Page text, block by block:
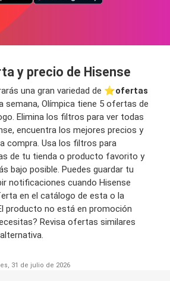
y precio de Hisense
una gran variedad de ⭐️ofertas
semana, Olímpica tiene 5 ofertas de
Elimina los filtros para ver todas
encuentra los mejores precios y
compra. Usa los filtros para
de tu tienda o producto favorito y
bajo posible. Puedes guardar tu
notificaciones cuando Hisense
en el catálogo de esta o la
producto no está en promoción
Revisa ofertas similares
31 de julio de 2026